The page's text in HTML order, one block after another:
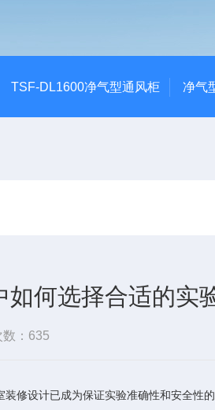
TSF-DL1600净气型通风柜 净气
何选择合适的实
数：635
设计已成为保证实验准确性和安全性